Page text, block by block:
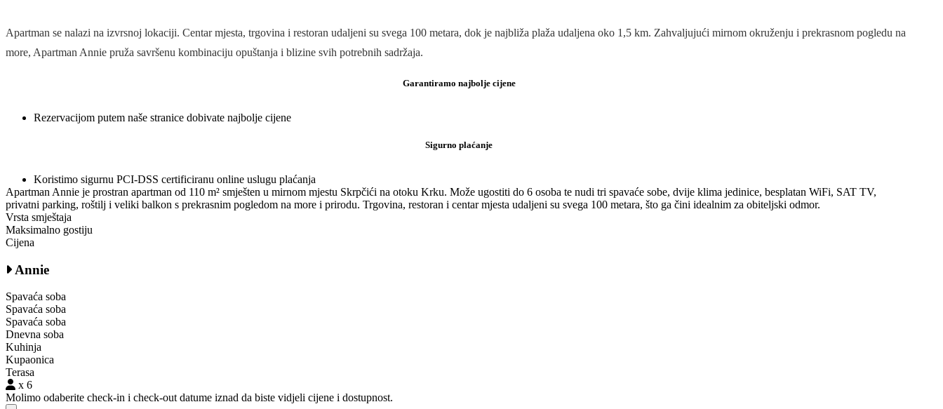
Apartman se nalazi na izvrsnoj lokaciji. Centar mjesta, trgovina i restoran udaljeni su svega 100 metara, dok je najbliža plaža udaljena oko 1,5 km. Zahvaljujući mirnom okruženju i prekrasnom pogledu na
more, Apartman Annie pruža savršenu kombinaciju opuštanja i blizine svih potrebnih sadržaja.
Garantiramo najbolje cijene
Rezervacijom putem naše stranice dobivate najbolje cijene
Sigurno plaćanje
Koristimo sigurnu PCI-DSS certificiranu online uslugu plaćanja
Apartman Annie je prostran apartman od 110 m² smješten u mirnom mjestu Skrpčići na otoku Krku. Može ugostiti do 6 osoba te nudi tri spavaće sobe, dvije klima jedinice, besplatan WiFi, SAT TV,
privatni parking, roštilj i veliki balkon s prekrasnim pogledom na more i prirodu. Trgovina, restoran i centar mjesta udaljeni su svega 100 metara, što ga čini idealnim za obiteljski odmor.
Vrsta smještaja
Maksimalno gostiju
Cijena
Annie
Spavaća soba
Spavaća soba
Spavaća soba
Dnevna soba
Kuhinja
Kupaonica
Terasa
x 6
Molimo odaberite check-in i check-out datume iznad da biste vidjeli cijene i dostupnost.